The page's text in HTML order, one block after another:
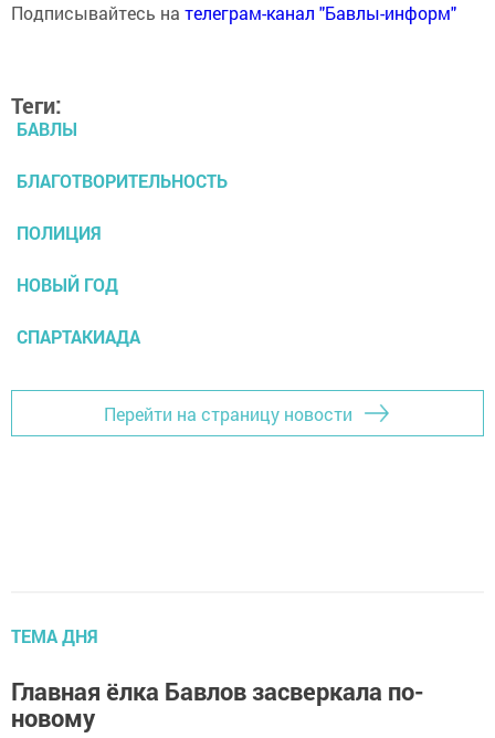
Подписывайтесь на телеграм-канал "Бавлы-информ"
Теги:
БАВЛЫ
БЛАГОТВОРИТЕЛЬНОСТЬ
ПОЛИЦИЯ
НОВЫЙ ГОД
СПАРТАКИАДА
Перейти на страницу новости
ТЕМА ДНЯ
Главная ёлка Бавлов засверкала по-
новому